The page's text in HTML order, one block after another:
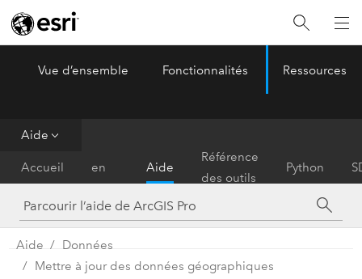
ArcGIS Pro
Vue d’ensemble Fonctionnalités Ressources
Aide
Accueil
en
main
Aide
Référence
des outils
Python
Aide
Données
Mettre à jour des données géographiques